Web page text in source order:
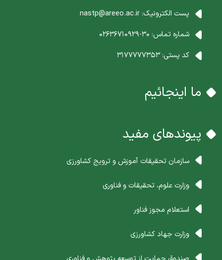
پست الکترونیک:nastp@areeo.ac.ir
شماره تماس: 30-02636710929
کد پستی:3177777353
ما اینجائیم
پیوندهای مفید
سازمان تحقیقات آموزش و ترویج کشاورزی
وزارت علوم، تحقیقات و فناوری
استعلام مجوز فناور
وزارت جهاد کشاورزی